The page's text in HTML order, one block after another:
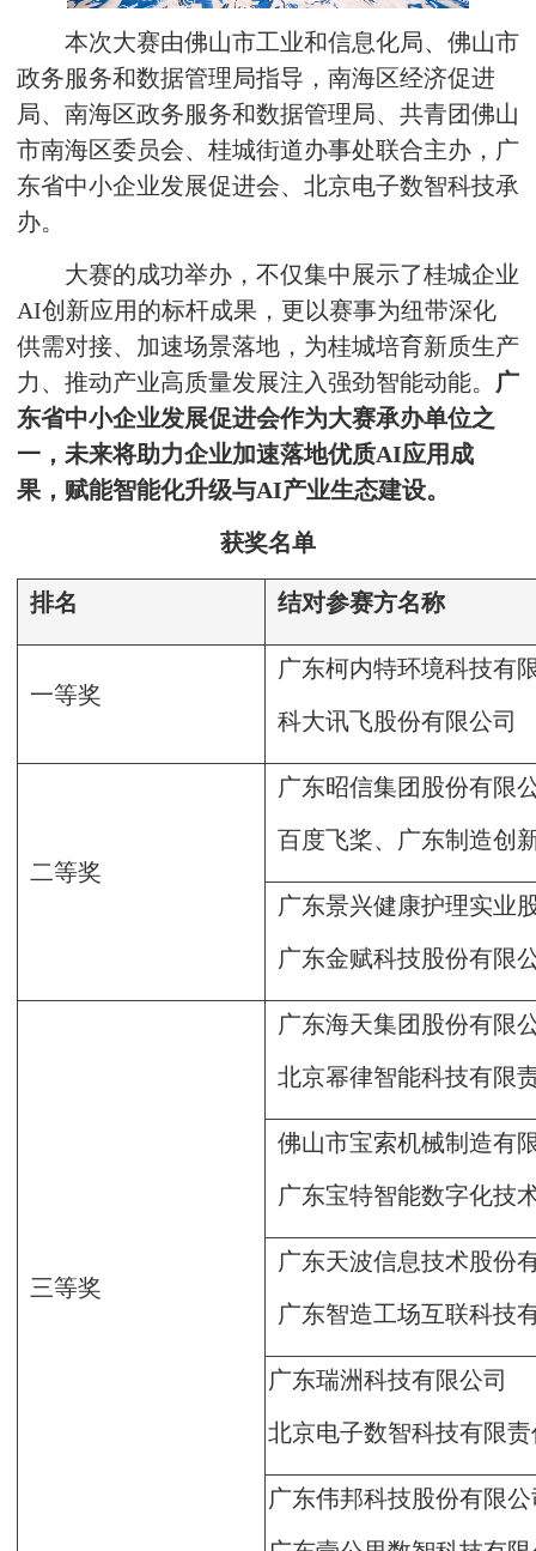
本次大赛由佛山市工业和信息化局、佛山市
政务服务和数据管理局指导，南海区经济促进
局、南海区政务服务和数据管理局、共青团佛山
市南海区委员会、桂城街道办事处联合主办，广
东省中小企业发展促进会、北京电子数智科技承
办。
大赛的成功举办，不仅集中展示了桂城企业
AI创新应用的标杆成果，更以赛事为纽带深化
供需对接、加速场景落地，为桂城培育新质生产
力、推动产业高质量发展注入强劲智能动能。 广
东省中小企业发展促进会作为大赛承办单位之
一，未来将助力企业加速落地优质AI应用成
果，赋能智能化升级与AI产业生态建设。
获奖名单
排名 结对参赛方名称
一等奖
广东柯内特环境科技有
科大讯飞股份有限公司
二等奖
广东昭信集团股份有限
百度飞桨、广东制造创
广东景兴健康护理实业
广东金赋科技股份有限
三等奖
广东海天集团股份有限
北京幂律智能科技有限
佛山市宝索机械制造有
广东宝特智能数字化技
广东天波信息技术股份
广东智造工场互联科技
广东瑞洲科技有限公司
北京电子数智科技有限
广东伟邦科技股份有限公